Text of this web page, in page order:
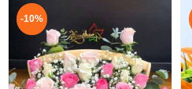
-10%